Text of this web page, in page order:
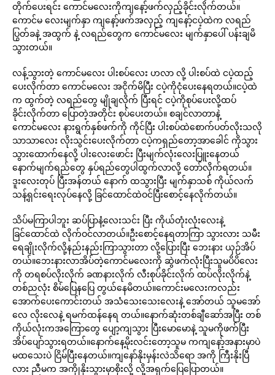
တိုက်ပေးရင်း ကောင်မလေးကိုကျနော့်ဖက်လှည့်ခိုင်းလိုက်တယ်။
ကောင်မ လေးမျက်နှာ ကျနော့်ဖက်အလှည့် ကျနော့်ငပဲ့ထဲက လရည်
ပြွတ်ခနဲ့ အထွက် နဲ့ လရည်တွေက ကောင်မလေး မျက်နှာပေါ် ပန်းချမိ
သွားတယ်။
လန့်သွားတဲ့ ကောင်မလေး ပါးစပ်လေး ဟလာ လို့ ပါးစပ်ထဲ ငပဲ့ထည့်
ပေးလိုက်တာ ကောင်မလေး အငိုက်မိပြီး ငပဲ့ကိုငုံပေးနေရတယ်။ငပဲ့ထဲ
က ထွက်တဲ့ လရည်တွေ မျိုချလိုက် ပြီးရင် ငပဲ့ကိုစုပ်ပေးလို့ထပ်
ခိုင်းလိုက်တာ ပြောတဲ့အတိုင်း စုပ်ပေးတယ်။ စချင်လာတာနဲ့
ကောင်မလေး နားရွက်နှစ်ဖက်ကို ကိုင်ပြီး ပါးစပ်ထဲစောက်ပတ်လိုးသလို
သာသာလေး လိုးသွင်းပေးလိုက်တာ ငပဲ့ကရှည်တော့အာခေါင် ကိုသွား
သွားထောက်နေလို့ ပါးလေးဖောင်း ပြီးမျက်လုံးလေးပြူးနေတယ်
နောက်မျက်ရည်တွေ နှပ်ရည်တွေပါထွက်လာလို့ တော်လိုက်ရတယ်။
ဒူးလေးတုပ် ပြီးအန်တယ် နောက် ထသွားပြီး မျက်နှာသစ် ကိုယ်လက်
သန့်ရှင်းရေးလုပ်နေလို့ ခြင်ထောင်ထဲဝင်ပြီးစောင့်နေလိုက်တယ်။
သိပ်မကြာပါဘူး ဆပ်ပြာနံ့လေးသင်း ပြီး ကိုယ်တုံးလုံးလေးနဲ့
ခြင်ထောင်ထဲ လိုက်ဝင်လာတယ်။ဦးစောင့်နေရတာကြာ သွားလား သမီး
ရေချိုးလိုက်လို့နည်းနည်းကြာသွားတာ လို့ပြေားပြီး ဘေးနား ယှဉ်အိပ်
တယ်။ဘေးနားလာအိပ်တဲ့ကောင်မလေးကို ဆွဲဖက်လုံးပြီးသူမပိပိလေး
ကို တရစပ်လိုးလိုက် ခဏနားလိုက် လီးစုပ်ခိုင်းလိုက် ထပ်လိုးလိုက်နဲ့
တစ်ညလုံး စိမ်ပြေနပြေ တွယ်နေမိတယ်။ကောင်းမလေးကလည်း
အောက်ပေးကောင်းတယ် အသံသေးသေးလေးနဲ့ အော်တယ် သူမအော်
လေ လိုးလေနဲ့ ရမက်ထန်နေရ တယ်။နောက်ဆုံးတစ်ချီဆော်အပြီး တစ်
ကိုယ်လုံးကအကြောတွေ ပျော့ကျသွား ပြီးမောမောနဲ့ သူမကိုဖက်ပြီး
အိပ်ပျော်သွားရတယ်။နောက်နေ့မိုးလင်းတော့သူမ ကကျနော့်အနားမှာပဲ
မထသေးပဲ ငြိမ်ပြီးနေတယ်။ကျနော်နိုးမှန်းလဲသိရော အကို ကြီးနိုးပြီ
လား ညီမက အကိုုနိုးသွားမှာစိုးလို့ လို့အရှက်ပြေပြောတယ်။